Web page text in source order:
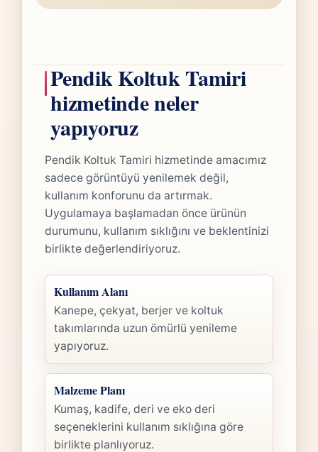
Pendik Koltuk Tamiri
hizmetinde neler
yapıyoruz
Pendik Koltuk Tamiri hizmetinde amacımız
sadece görüntüyü yenilemek değil,
kullanım konforunu da artırmak.
Uygulamaya başlamadan önce ürünün
durumunu, kullanım sıklığını ve beklentinizi
birlikte değerlendiriyoruz.
Kullanım Alanı
Kanepe, çekyat, berjer ve koltuk
takımlarında uzun ömürlü yenileme
yapıyoruz.
Malzeme Planı
Kumaş, kadife, deri ve eko deri
seçeneklerini kullanım sıklığına göre
birlikte planlıyoruz.